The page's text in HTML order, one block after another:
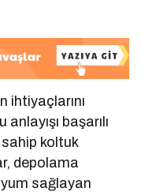
ihtiyaçlarını
başarılı
sahip koltuk
depolama
sağlayan